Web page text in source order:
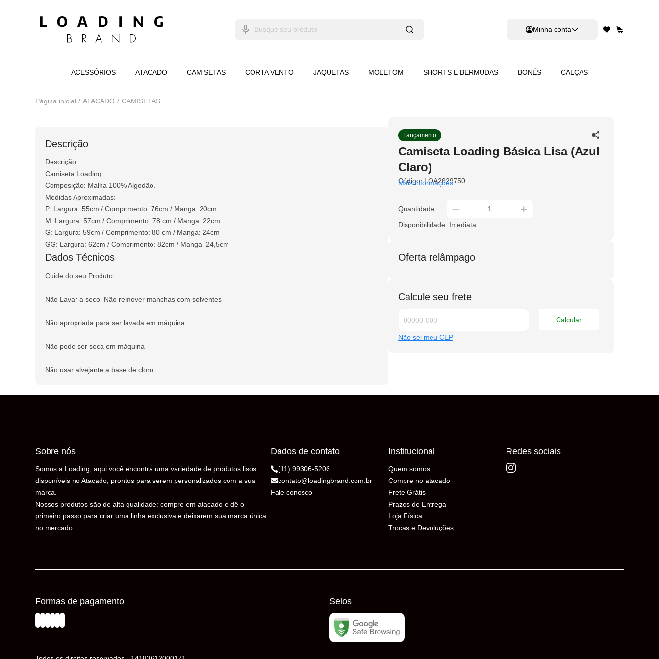
Minha conta
ACESSÓRIOS ATACADO CAMISETAS CORTA VENTO JAQUETAS MOLETOM SHORTS E BERMUDAS BONÉS CALÇAS
Página inicial ATACADO CAMISETAS
Descrição
Descrição:
Camiseta Loading
Composição: Malha 100% Algodão.
Medidas Aproximadas:
P: Largura: 55cm / Comprimento: 76cm / Manga: 20cm
M: Largura: 57cm / Comprimento: 78 cm / Manga: 22cm
G: Largura: 59cm / Comprimento: 80 cm / Manga: 24cm
GG: Largura: 62cm / Comprimento: 82cm / Manga: 24,5cm
Dados Técnicos
Cuide do seu Produto:
Não Lavar a seco. Não remover manchas com solventes
Não apropriada para ser lavada em máquina
Não pode ser seca em máquina
Não usar alvejante a base de cloro
Lançamento
Camiseta Loading Básica Lisa (Azul
Claro)
Código:LOA2029750
Mais informações
Quantidade: _ +
Disponibilidade: Imediata
Oferta relâmpago
Calcule seu frete
Calcular
Não sei meu CEP
Sobre nós
Somos a Loading, aqui você encontra uma variedade de produtos lisos
disponíveis no Atacado, prontos para serem personalizados com a sua
marca.
Nossos produtos são de alta qualidade; compre em atacado e dê o
primeiro passo para criar uma linha exclusiva e deixarem sua marca única
no mercado.
Dados de contato
(11) 99306-5206
contato@loadingbrand.com.br
Fale conosco
Institucional
Quem somos
Compre no atacado
Frete Grátis
Prazos de Entrega
Loja Física
Trocas e Devoluções
Redes sociais
Formas de pagamento Selos